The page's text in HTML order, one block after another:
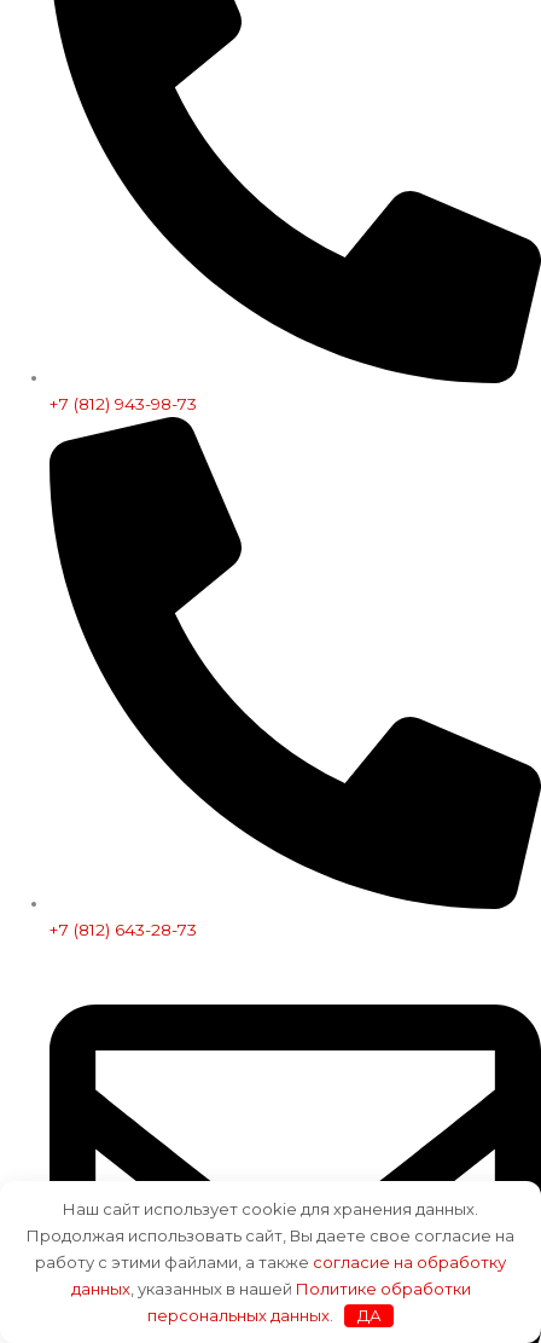
+7 (812) 943-98-73
+7 (812) 643-28-73
Наш сайт использует cookie для хранения данных.
Продолжая использовать сайт, Вы даете свое согласие на
работу с этими файлами, а также согласие на обработку
данных, указанных в нашей Политике обработки
персональных данных. ДА